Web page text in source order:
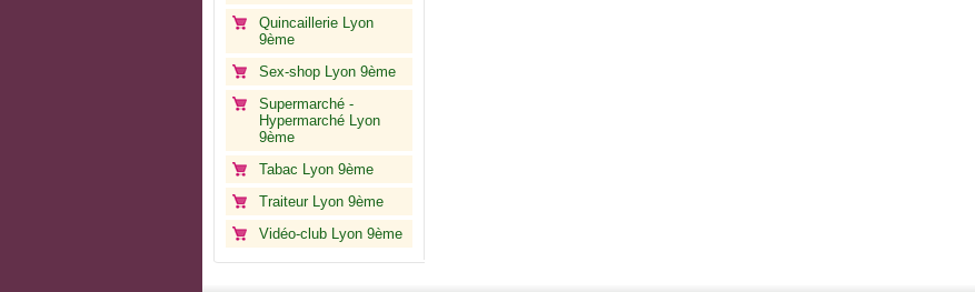
Quincaillerie Lyon
9ème
Sex-shop Lyon 9ème
Supermarché -
Hypermarché Lyon
9ème
Tabac Lyon 9ème
Traiteur Lyon 9ème
Vidéo-club Lyon 9ème